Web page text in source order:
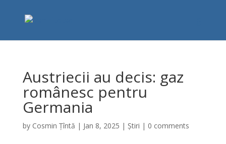
Austriecii au decis: gaz
românesc pentru
Germania
by Cosmin Țîntă | Jan 8, 2025 | Știri | 0 comments